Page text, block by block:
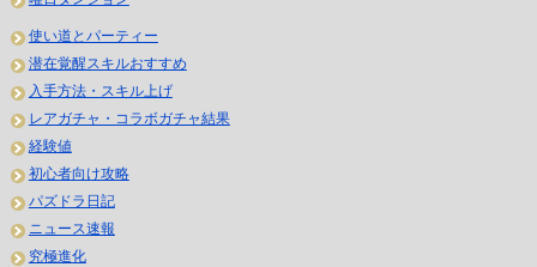
使い道とパーティー
潜在覚醒スキルおすすめ
入手方法・スキル上げ
レアガチャ・コラボガチャ結果
経験値
初心者向け攻略
パズドラ日記
ニュース速報
究極進化